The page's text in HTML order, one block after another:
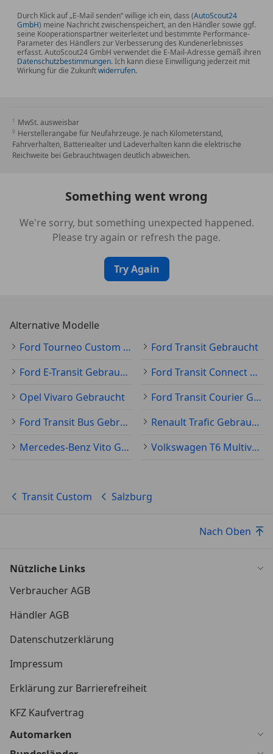
Durch Klick auf „E-Mail senden“ willige ich ein, dass (AutoScout24
GmbH) meine Nachricht zwischenspeichert, an den Händler sowie ggf.
seine Kooperationspartner weiterleitet und bestimmte Performance-
Parameter des Händlers zur Verbesserung des Kundenerlebnisses
erfasst. AutoScout24 GmbH verwendet die E-Mail-Adresse gemäß ihren
Datenschutzbestimmungen. Ich kann diese Einwilligung jederzeit mit
Wirkung für die Zukunftwiderrufen.
MwSt. ausweisbar
Herstellerangabe für Neufahrzeuge. Je nach Kilometerstand,
Fahrverhalten, Batteriealter und Ladeverhalten kann die elektrische
Reichweite bei Gebrauchtwagen deutlich abweichen.
Something went wrong
We're sorry, but something unexpected happened.
Please try again or refresh the page.
Try Again
Alternative Modelle
Ford Tourneo Custom Gebraucht
Ford Transit Gebraucht
Ford E-Transit Gebraucht
Ford Transit Connect Gebraucht
Opel Vivaro Gebraucht
Ford Transit Courier Gebraucht
Ford Transit Bus Gebraucht
Renault Trafic Gebraucht
Mercedes-Benz Vito Gebraucht
Volkswagen T6 Multivan Gebraucht
Transit Custom Salzburg
Nach Oben
Nützliche Links
Verbraucher AGB
Händler AGB
Datenschutzerklärung
Impressum
Erklärung zur Barrierefreiheit
KFZ Kaufvertrag
Automarken